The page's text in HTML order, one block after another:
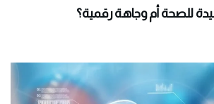
للصحة أم وجاهة رقمية؟